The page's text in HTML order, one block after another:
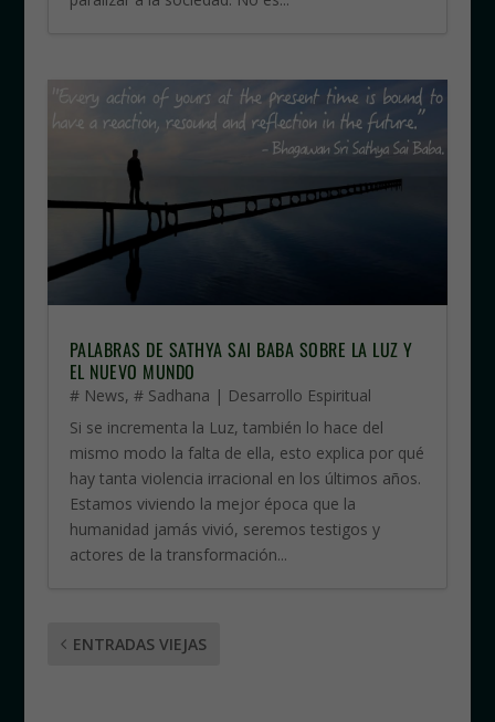
PALABRAS DE SATHYA SAI BABA SOBRE LA LUZ Y
EL NUEVO MUNDO
# News, # Sadhana | Desarrollo Espiritual
Si se incrementa la Luz, también lo hace del
mismo modo la falta de ella, esto explica por qué
hay tanta violencia irracional en los últimos años.
Estamos viviendo la mejor época que la
humanidad jamás vivió, seremos testigos y
actores de la transformación...
ENTRADAS VIEJAS